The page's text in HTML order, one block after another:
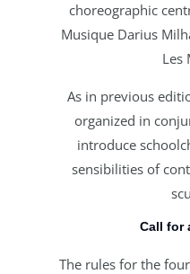
choreographic
Musique Darius
Les
As in previous
organized in
introduce
sensibilities of
Call for
The rules for the